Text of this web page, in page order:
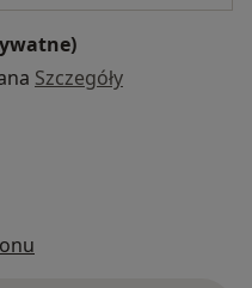
Szczegóły